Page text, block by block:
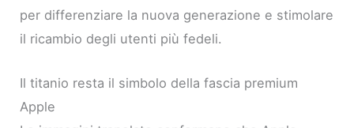
per differenziare la nuova generazione e stimolare
il ricambio degli utenti più fedeli.
Il titanio resta il simbolo della fascia premium
Apple